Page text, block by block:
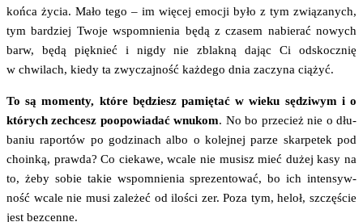
koń­ca życia. Mało tego – im wię­cej emo­cji było z tym zwią­za­nych,
tym bar­dziej Two­je wspo­mnie­nia będą z cza­sem nabie­rać nowych
barw, będą pięk­nieć i nigdy nie zblak­ną dając Ci odskocz­nię
w chwi­lach, kie­dy ta zwy­czaj­ność każ­de­go dnia zaczy­na ciążyć.
To są momen­ty, któ­re będziesz pamię­tać w wie­ku sędzi­wym i o
któ­rych zechcesz poopo­wia­dać wnu­kom. No bo prze­cież nie o dłu­
ba­niu rapor­tów po godzi­nach albo o kolej­nej parze skar­pe­tek pod
cho­in­ką, praw­da? Co cie­ka­we, wca­le nie musisz mieć dużej kasy na
to, żeby sobie takie wspo­mnie­nia spre­zen­to­wać, bo ich inten­syw­
ność wca­le nie musi zale­żeć od ilo­ści zer. Poza tym, heloł, szczę­ście
jest bezcenne.